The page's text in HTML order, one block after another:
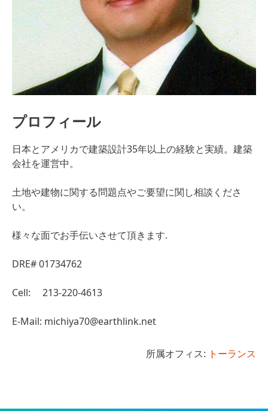
プロフィール
日本とアメリカで建築設計35年以上の経験と実績。建築
会社を運営中。
土地や建物に関する問題点やご要望に関し相談くださ
い。
様々な面でお手伝いさせて頂きます.
DRE# 01734762
Cell: 213-220-4613
E-Mail: michiya70@earthlink.net
所属オフィス: トーランス